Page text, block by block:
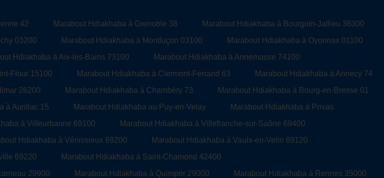
42 Marabout Hdiakhaba à Grenoble 38
Marabout Hdiakhaba à Bourgoin-Jallieu 38300
03200 Marabout Hdiakhaba à Montluçon 03100
Marabout Hdiakhaba à Oyonnax 01100
Hdiakhaba à Aix-les-Bains 73100
Marabout Hdiakhaba à Annemasse 74100
Flour 15100 Marabout Hdiakhaba à Clermont-Ferrand 63
Marabout Hdiakhaba à Annecy 74
26200 Marabout Hdiakhaba à Chambéry 73
Marabout Hdiakhaba à Bourg-en-Bresse 01
à Aurillac 15 Marabout Hdiakhaba au Puy-en-Velay
Marabout Hdiakhaba à Privas
à Villeurbanne 69100
Marabout Hdiakhaba à Villefranche-sur-Saône 69400
Hdiakhaba à Vénissieux 69200
Marabout Hdiakhaba à Vaulx-en-Velin 69120
69220
Marabout Hdiakhaba à Saint-Chamond 42400
29900 Marabout Hdiakhaba à Quimper 29000
Marabout Hdiakhaba à Rennes 35000